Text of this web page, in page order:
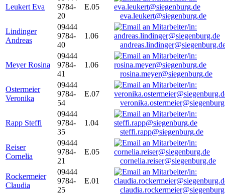
Leukert Eva
9784-
20
E.05
eva.leukert@siegenburg.de
Lindinger
Andreas
09444
9784-
40
1.06
Meyer Rosina
09444
9784-
41
1.06
rosina.meyer@siegenburg.de
Ostermeier
Veronika
09444
9784-
54
E.07
Rapp Steffi
09444
9784-
35
1.04
steffi.rapp@siegenburg.de
Reiser
Cornelia
09444
9784-
21
E.05
cornelia.reiser@siegenburg.de
Rockermeier
Claudia
09444
9784-
25
E.01